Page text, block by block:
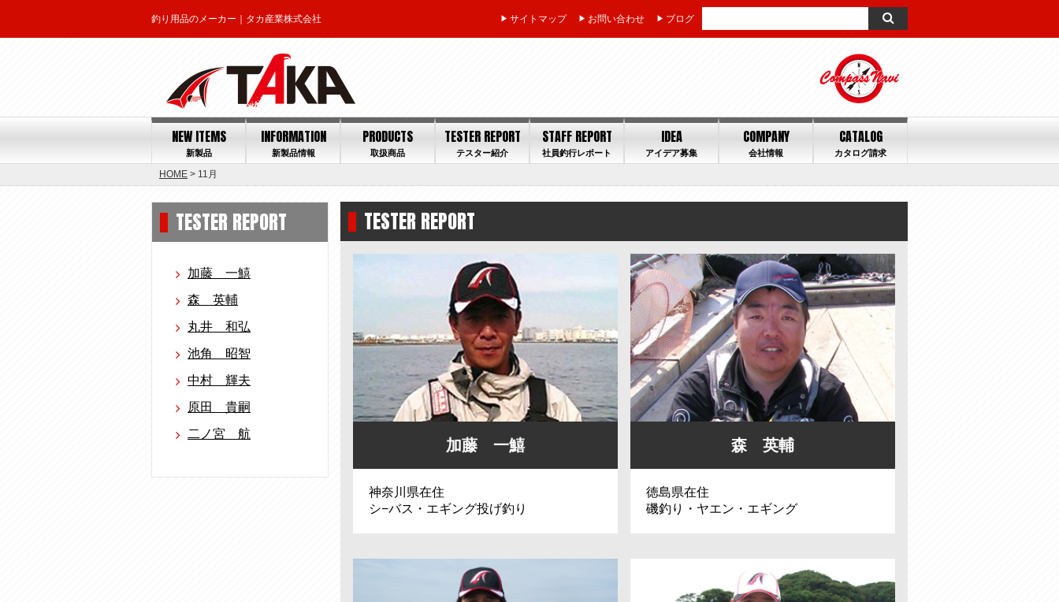
釣り用品のメーカー｜タカ産業株式会社 サイトマップ お問い合わせ ブログ
NEW ITEMS
新製品
INFORMATION
新製品情報
PRODUCTS
取扱商品
TESTER REPORT
テスター紹介
STAFF REPORT
社員釣行レポート
IDEA
アイデア募集
COMPANY
会社情報
CATALOG
カタログ請求
HOME > 11月
TESTER REPORT
加藤 一鱚
森 英輔
丸井 和弘
池角 昭智
中村 輝夫
原田 貴嗣
二ノ宮 航
TESTER REPORT
加藤 一鱚
神奈川県在住
シ−バス・エギング投げ釣り
森 英輔
徳島県在住
磯釣り・ヤエン・エギング